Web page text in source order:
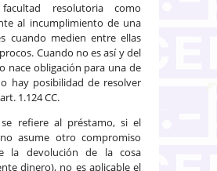
resolutoria como
al incumplimiento de una
cuando medien entre ellas
Cuando no es así y del
nace obligación para una de
hay posibilidad de resolver
1.124 CC.
refiere al préstamo, si el
asume otro compromiso
la devolución de la cosa
dinero), no es aplicable el